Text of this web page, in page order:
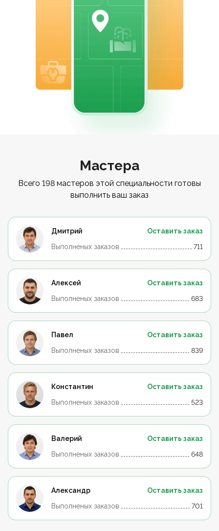
Мастера
Всего 198 мастеров этой специальности готовы
выполнить ваш заказ
Дмитрий
Оставить заказ
Выполненых заказов
711
Алексей
Оставить заказ
Выполненых заказов
683
Павел
Оставить заказ
Выполненых заказов
839
Константин
Оставить заказ
Выполненых заказов
523
Валерий
Оставить заказ
Выполненых заказов
648
Александр
Оставить заказ
Выполненых заказов
701